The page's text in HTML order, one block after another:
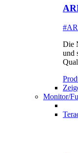
Die
und
Monitor/